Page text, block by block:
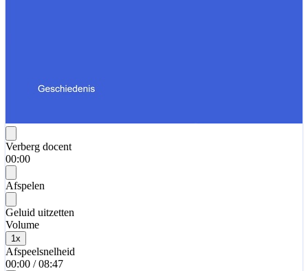
Verberg docent
00:00
Afspelen
Geluid uitzetten
Volume
1x
Afspeelsnelheid
00:00 / 08:47